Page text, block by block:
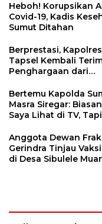
Heboh! Korupsikan
Covid-19, Kadis
Sumut Ditahan
Berprestasi, Kapolres
Tapsel Kembali
Penghargaan dari
Bertemu Kapolda
Masra Siregar:
Saya Lihat di TV, Tapi
langsung
Anggota Dewan
Gerindra Tinjau
di Desa Sibulele